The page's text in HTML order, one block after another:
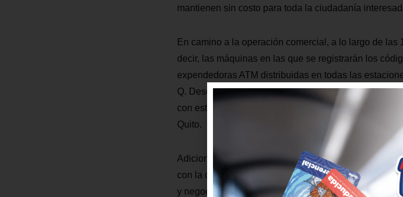
mantienen sin costo para toda la ciudadanía
En camino a la operación comercial, a lo largo de
decir, las máquinas en las que se registrarán los
expendedoras ATM distribuidas en todas las
Q. Desde el primer día de la operación comercial,
con estas máquinas o desde las taquillas de
Quito.
Adicional, los promotores sociales y guías
con la ciudadanía en los sectores cercanos a las 15
y negocios, además de 15 entrevistas de